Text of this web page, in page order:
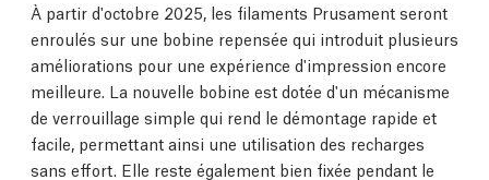
À partir d'octobre 2025, les filaments Prusament seront
enroulés sur une bobine repensée qui introduit plusieurs
améliorations pour une expérience d'impression encore
meilleure. La nouvelle bobine est dotée d'un mécanisme
de verrouillage simple qui rend le démontage rapide et
facile, permettant ainsi une utilisation des recharges
sans effort. Elle reste également bien fixée pendant le